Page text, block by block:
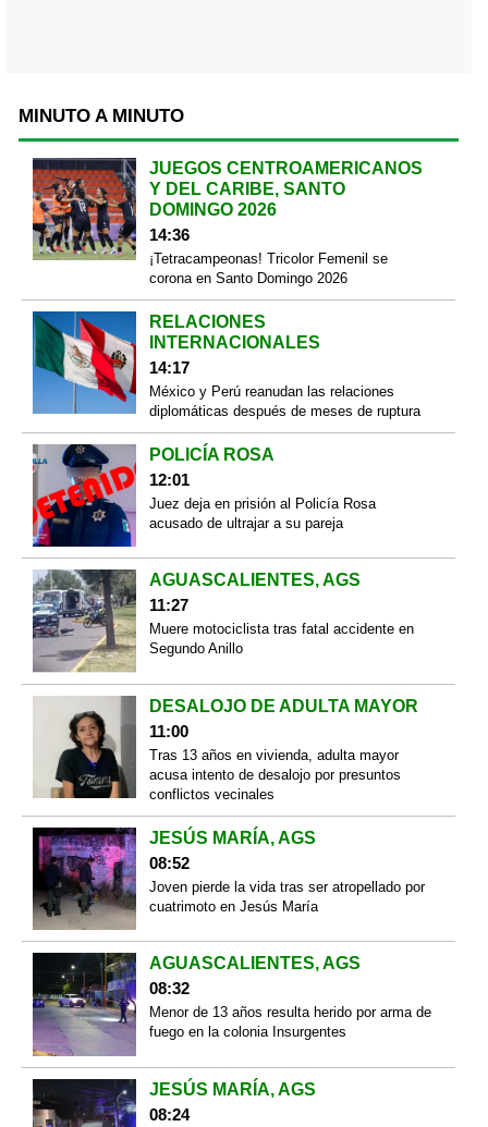
MINUTO A MINUTO
JUEGOS CENTROAMERICANOS
Y DEL CARIBE, SANTO
DOMINGO 2026
14:36
¡Tetracampeonas! Tricolor Femenil se
corona en Santo Domingo 2026
RELACIONES
INTERNACIONALES
14:17
México y Perú reanudan las relaciones
diplomáticas después de meses de ruptura
POLICÍA ROSA
12:01
Juez deja en prisión al Policía Rosa
acusado de ultrajar a su pareja
AGUASCALIENTES, AGS
11:27
Muere motociclista tras fatal accidente en
Segundo Anillo
DESALOJO DE ADULTA MAYOR
11:00
Tras 13 años en vivienda, adulta mayor
acusa intento de desalojo por presuntos
conflictos vecinales
JESÚS MARÍA, AGS
08:52
Joven pierde la vida tras ser atropellado por
cuatrimoto en Jesús María
AGUASCALIENTES, AGS
08:32
Menor de 13 años resulta herido por arma de
fuego en la colonia Insurgentes
JESÚS MARÍA, AGS
08:24